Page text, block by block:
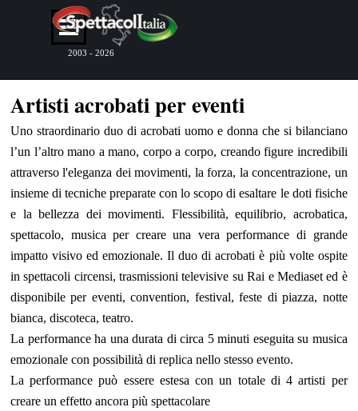
Vai ai contenuti
Salta menù
2003 - 2026
Artisti acrobati per eventi
Uno straordinario duo di acrobati uomo e donna che si bilanciano
l’un l’altro mano a mano, corpo a corpo, creando figure incredibili
attraverso l'eleganza dei movimenti, la forza, la concentrazione, un
insieme di tecniche preparate con lo scopo di esaltare le doti fisiche
e la bellezza dei movimenti. Flessibilità, equilibrio, acrobatica,
spettacolo, musica per creare una vera performance di grande
impatto visivo ed emozionale. Il duo di acrobati è più volte ospite
in spettacoli circensi, trasmissioni televisive su Rai e Mediaset ed è
disponibile per eventi, convention, festival, feste di piazza, notte
bianca, discoteca, teatro.
La performance ha una durata di circa 5 minuti eseguita su musica
emozionale con possibilità di replica nello stesso evento.
La performance può essere estesa con un totale di 4 artisti per
creare un effetto ancora più spettacolare